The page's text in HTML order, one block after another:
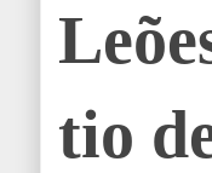
tio